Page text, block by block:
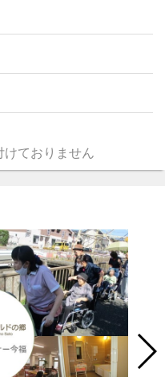
けておりません